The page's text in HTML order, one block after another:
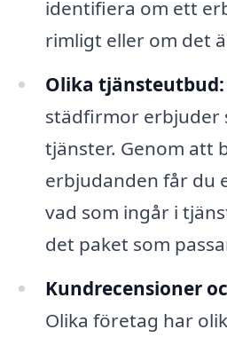
identifiera om ett
rimligt eller om det
Olika tjänsteutbud:
städfirmor erbjuder
tjänster. Genom att
erbjudanden får du
vad som ingår i
det paket som
Kundrecensioner
Olika företag har